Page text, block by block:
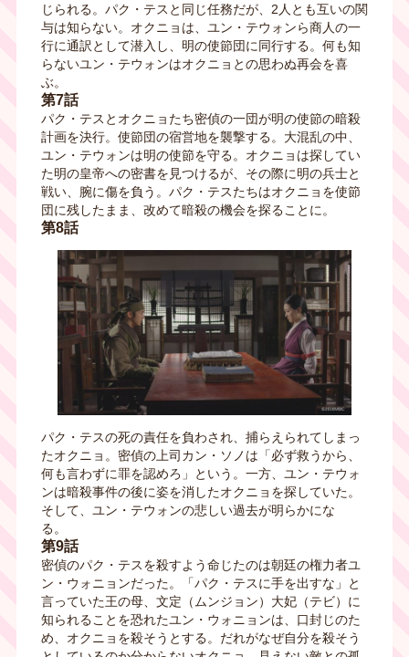
じられる。パク・テスと同じ任務だが、2人とも互いの関
与は知らない。オクニョは、ユン・テウォンら商人の一
行に通訳として潜入し、明の使節団に同行する。何も知
らないユン・テウォンはオクニョとの思わぬ再会を喜
ぶ。
第7話
パク・テスとオクニョたち密偵の一団が明の使節の暗殺
計画を決行。使節団の宿営地を襲撃する。大混乱の中、
ユン・テウォンは明の使節を守る。オクニョは探してい
た明の皇帝への密書を見つけるが、その際に明の兵士と
戦い、腕に傷を負う。パク・テスたちはオクニョを使節
団に残したまま、改めて暗殺の機会を探ることに。
第8話
パク・テスの死の責任を負わされ、捕らえられてしまっ
たオクニョ。密偵の上司カン・ソノは「必ず救うから、
何も言わずに罪を認めろ」という。一方、ユン・テウォ
ンは暗殺事件の後に姿を消したオクニョを探していた。
そして、ユン・テウォンの悲しい過去が明らかにな
る。
第9話
密偵のパク・テスを殺すよう命じたのは朝廷の権力者ユ
ン・ウォニョンだった。「パク・テスに手を出すな」と
言っていた王の母、文定（ムンジョン）大妃（テビ）に
知られることを恐れたユン・ウォニョンは、口封じのた
め、オクニョを殺そうとする。だれがなぜ自分を殺そう